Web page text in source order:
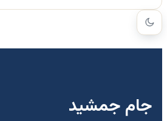
جام جمشید